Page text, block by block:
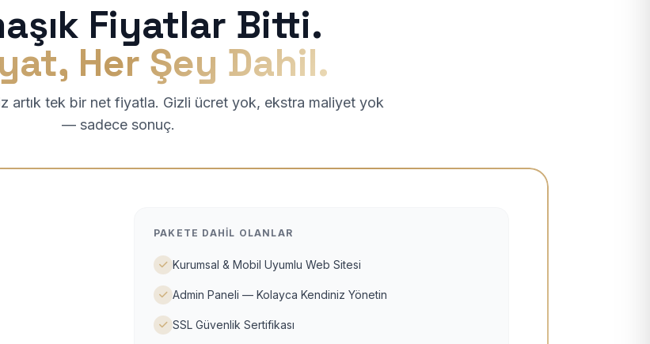
Fiyatlar Bitti.
Her Şey Dahil.
artık tek bir net fiyatla. Gizli ücret yok, ekstra maliyet yok
— sadece sonuç.
PAKETE DAHIL OLANLAR
Kurumsal & Mobil Uyumlu Web Sitesi
Admin Paneli — Kolayca Kendiniz Yönetin
SSL Güvenlik Sertifikası